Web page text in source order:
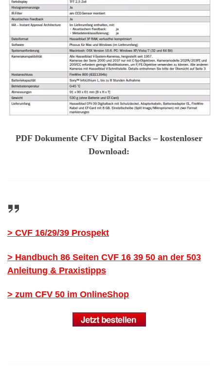
PDF Dokumente CFV Digital Backs – kostenloser
Download:
> CVF 16/29/39 Prospekt
> Handbuch 86 Seiten CVF 16 39 50 an der 503
Anleitung & Praxistipps
> zum CFV 50 im OnlineShop